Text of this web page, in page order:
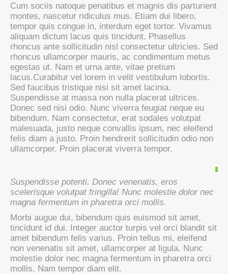
Cum sociis natoque penatibus et magnis dis parturient
montes, nascetur ridiculus mus. Etiam dui libero,
tempor quis congue in, interdum eget tortor. Vivamus
aliquam dictum lacus quis tincidunt. Phasellus
rhoncus ante sollicitudin nisl consectetur ultricies. Sed
rhoncus ullamcorper mauris, ac condimentum metus
egestas ut. Nam et urna ante, vitae pretium
lacus.Curabitur vel lorem in velit vestibulum lobortis.
Sed faucibus tristique nisi sit amet lacinia.
Suspendisse at massa non nulla placerat ultrices.
Donec sed nisi odio. Nunc viverra feugiat neque eu
bibendum. Nam consectetur, erat sodales volutpat
malesuada, justo neque convallis ipsum, nec eleifend
felis diam a justo. Proin hendrerit sollicitudin odio non
ullamcorper. Proin placerat viverra tempor.
Suspendisse potenti. Donec venenatis, eros
scelerisque volutpat fringilla! Nunc molestie dolor nec
magna fermentum in pharetra orci mollis.
Morbi augue dui, bibendum quis euismod sit amet,
tincidunt id dui. Integer auctor turpis vel orci blandit sit
amet bibendum felis varius. Proin tellus mi, eleifend
non venenatis sit amet, ullamcorper at ligula. Nunc
molestie dolor nec magna fermentum in pharetra orci
mollis. Nam tempor diam elit.